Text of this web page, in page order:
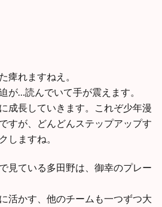
痺れますねえ。
が…読んでいて手が震えます。
成長していきます。これぞ少年漫
すが、どんどんステップアップす
しますね。
見ている多田野は、御幸のプレー
活かす、他のチームも一つずつ大